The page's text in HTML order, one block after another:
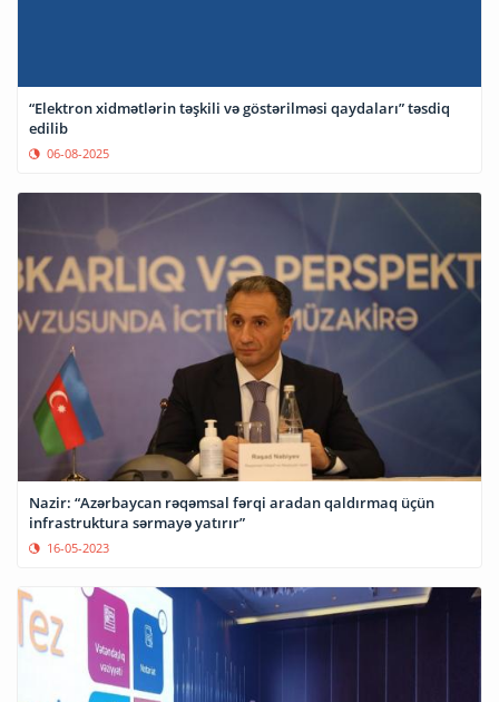
“Elektron xidmətlərin təşkili və göstərilməsi qaydaları” təsdiq
edilib
06-08-2025
Nazir: “Azərbaycan rəqəmsal fərqi aradan qaldırmaq üçün
infrastruktura sərmayə yatırır”
16-05-2023